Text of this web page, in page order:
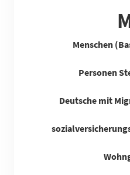
Menschen
Personen
Deutsche mit